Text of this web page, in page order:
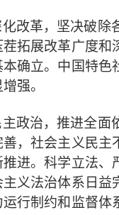
改革，坚决破除
茬拓展改革广度
确立。中国特
强。
政治，推进全
，社会主义民
进。科学立法、
义法治体系日
行制约和监督体